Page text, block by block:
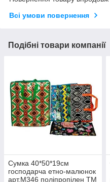
Всі умови повернення
Подібні товари компанії
Сумка 40*50*19см
господарча етно-малюнок
арт.М346 поліпропілен ТМ